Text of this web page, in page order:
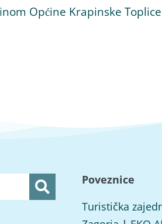
Općine Krapinske
Poveznice
Turistička